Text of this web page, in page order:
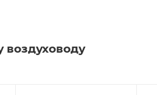
воздуховоду